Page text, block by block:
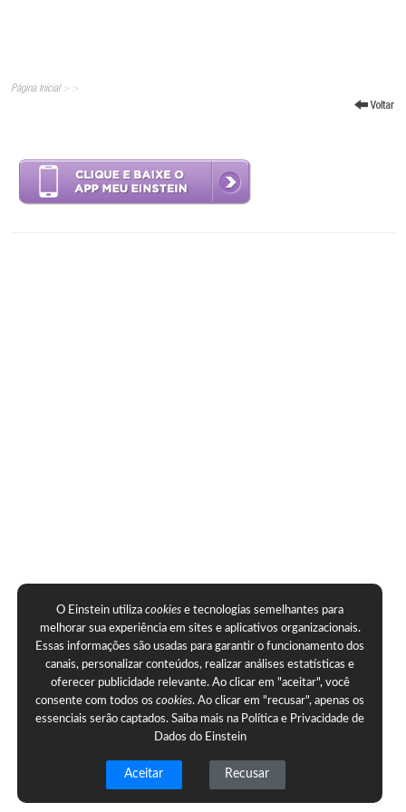
Página Inicial> >
O Einstein utilizacookies e tecnologias semelhantes para
melhorar sua experiência em sites e aplicativos organizacionais.
Essas informações são usadas para garantir o funcionamento dos
canais, personalizar conteúdos, realizar análises estatísticas e
oferecer publicidade relevante. Ao clicar em "aceitar", você
consente com todos oscookies. Ao clicar em "recusar", apenas os
essenciais serão captados. Saiba mais na Política e Privacidade de
Dados do Einstein
Aceitar Recusar